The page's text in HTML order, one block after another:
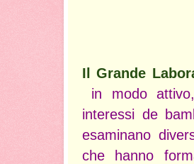
Il Grande
in modo
interessi de
esaminano
che hanno